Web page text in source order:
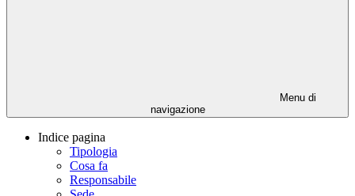
Menu di
navigazione
Indice pagina
Tipologia
Cosa fa
Responsabile